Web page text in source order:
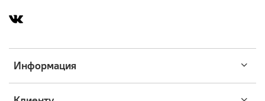
Информация